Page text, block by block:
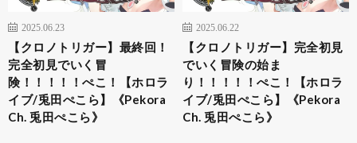
2025.06.23
【クロノトリガー】最終回！
完全初見でいく冒
険！！！！！ぺこ！【ホロラ
イブ/兎田ぺこら】《Pekora
Ch. 兎田ぺこら》
2025.06.22
【クロノトリガー】完全初見
でいく冒険の始ま
り！！！！！ぺこ！【ホロラ
イブ/兎田ぺこら】《Pekora
Ch. 兎田ぺこら》